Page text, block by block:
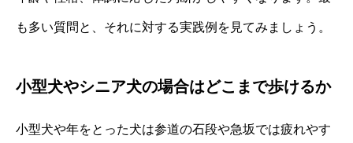
も多い質問と、それに対する実践例を見てみましょう。
小型犬やシニア犬の場合はどこまで歩けるか
小型犬や年をとった犬は参道の石段や急坂では疲れやす